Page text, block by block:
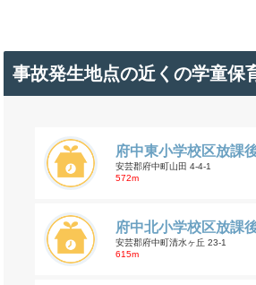
事故発生地点の近くの学童保
府中東小学校区放課
安芸郡府中町山田 4-4-1
572m
府中北小学校区放課
安芸郡府中町清水ヶ丘 23-1
615m